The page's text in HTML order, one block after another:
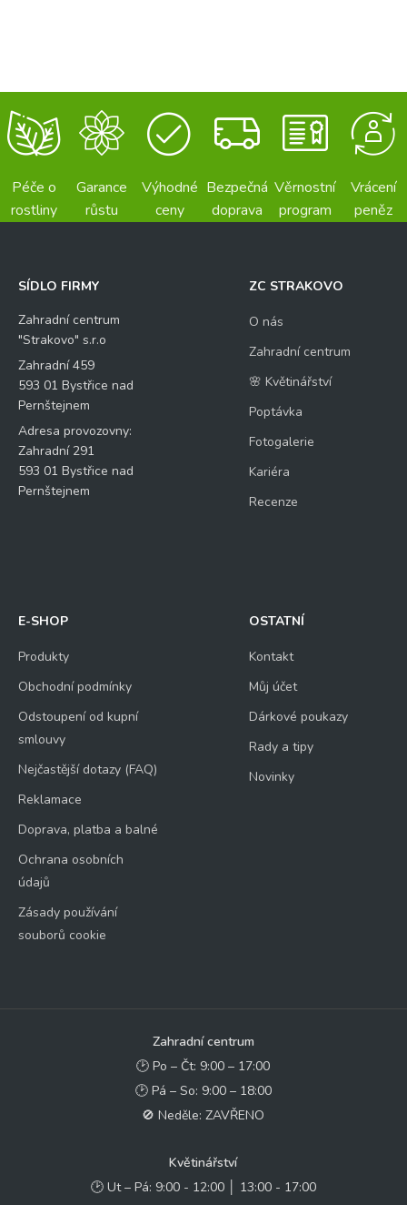
Péče o
rostliny
Garance
růstu
Výhodné
ceny
Bezpečná
doprava
Věrnostní
program
Vrácení
peněz
SÍDLO FIRMY
Zahradní centrum
"Strakovo" s.r.o
Zahradní 459
593 01 Bystřice nad
Pernštejnem
Adresa provozovny:
Zahradní 291
593 01 Bystřice nad
Pernštejnem
ZC STRAKOVO
O nás
Zahradní centrum
🌸 Květinářství
Poptávka
Fotogalerie
Kariéra
Recenze
E-SHOP
Produkty
Obchodní podmínky
Odstoupení od kupní
smlouvy
Nejčastější dotazy (FAQ)
Reklamace
Doprava, platba a balné
Ochrana osobních
údajů
Zásady používání
souborů cookie
OSTATNÍ
Kontakt
Můj účet
Dárkové poukazy
Rady a tipy
Novinky
Zahradní centrum
🕑 Po – Čt: 9:00 – 17:00
🕑 Pá – So: 9:00 – 18:00
🚫 Neděle: ZAVŘENO
Květinářství
🕑 Ut – Pá: 9:00 - 12:00 │ 13:00 - 17:00